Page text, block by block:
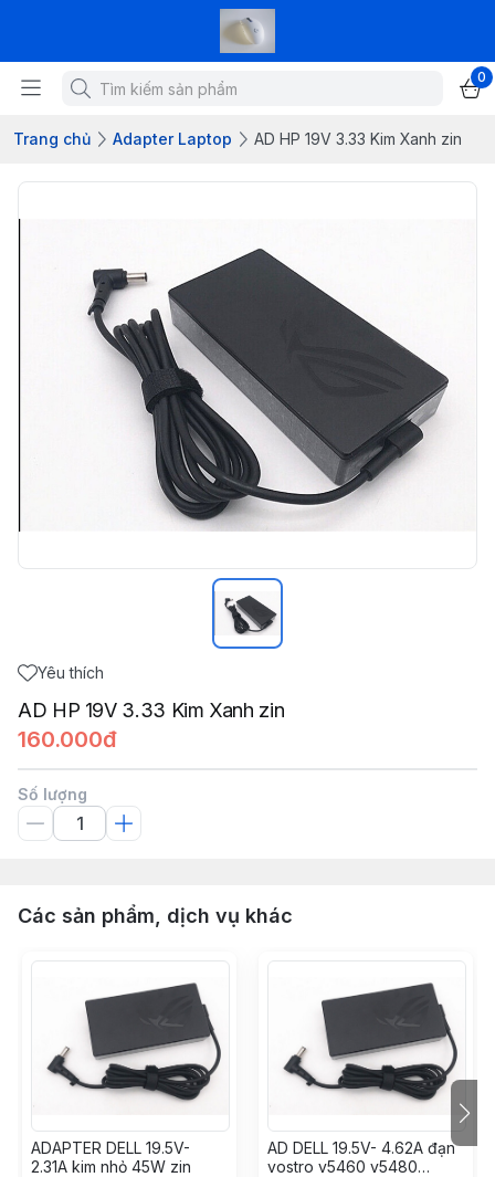
0
Trang chủ Adapter Laptop AD HP 19V 3.33 Kim Xanh zin
Yêu thích
AD HP 19V 3.33 Kim Xanh zin
160.000đ
Số lượng
Các sản phẩm, dịch vụ khác
ADAPTER DELL 19.5V-
2.31A kim nhỏ 45W zin
AD DELL 19.5V- 4.62A đạn
vostro v5460 v5480